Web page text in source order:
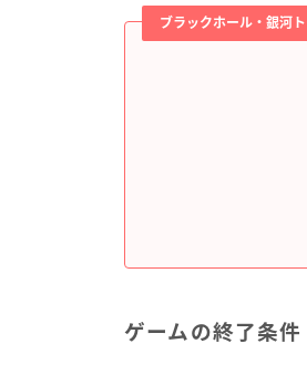
ブラックホール・銀河
ゲームの終了条件